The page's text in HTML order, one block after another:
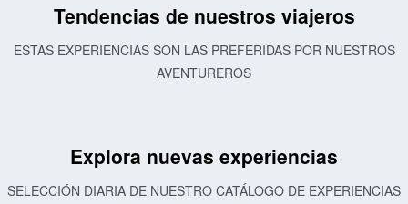
Tendencias de nuestros viajeros
ESTAS EXPERIENCIAS SON LAS PREFERIDAS POR NUESTROS
AVENTUREROS
Explora nuevas experiencias
SELECCIÓN DIARIA DE NUESTRO CATÁLOGO DE EXPERIENCIAS